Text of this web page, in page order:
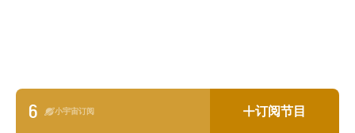
6 小宇宙订阅 订阅节目